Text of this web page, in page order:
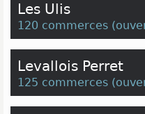
Les Ulis
120 commerces (
Levallois Perret
125 commerces (